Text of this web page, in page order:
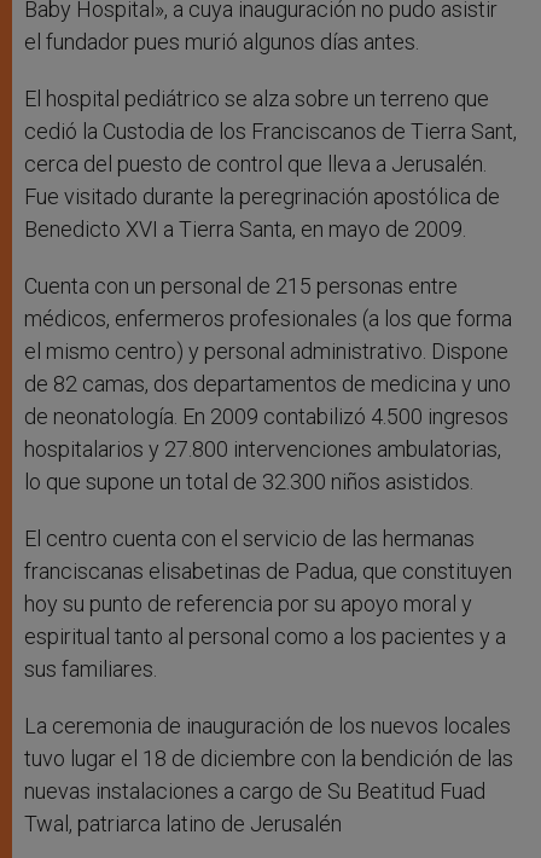
Baby Hospital», a cuya inauguración no pudo asistir
el fundador pues murió algunos días antes.
El hospital pediátrico se alza sobre un terreno que
cedió la Custodia de los Franciscanos de Tierra Sant,
cerca del puesto de control que lleva a Jerusalén.
Fue visitado durante la peregrinación apostólica de
Benedicto XVI a Tierra Santa, en mayo de 2009.
Cuenta con un personal de 215 personas entre
médicos, enfermeros profesionales (a los que forma
el mismo centro) y personal administrativo. Dispone
de 82 camas, dos departamentos de medicina y uno
de neonatología. En 2009 contabilizó 4.500 ingresos
hospitalarios y 27.800 intervenciones ambulatorias,
lo que supone un total de 32.300 niños asistidos.
El centro cuenta con el servicio de las hermanas
franciscanas elisabetinas de Padua, que constituyen
hoy su punto de referencia por su apoyo moral y
espiritual tanto al personal como a los pacientes y a
sus familiares.
La ceremonia de inauguración de los nuevos locales
tuvo lugar el 18 de diciembre con la bendición de las
nuevas instalaciones a cargo de Su Beatitud Fuad
Twal, patriarca latino de Jerusalén